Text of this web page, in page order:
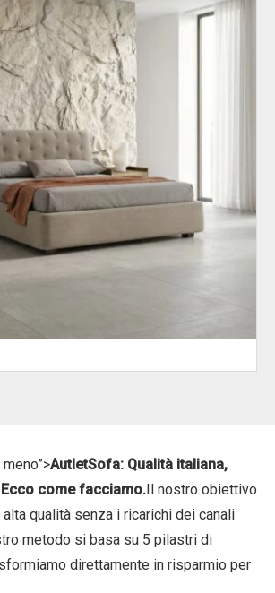
AutletSofa: Qualità italiana,
come facciamo. Il nostro obiettivo
qualità senza i ricarichi dei canali
metodo si basa su 5 pilastri di
direttamente in risparmio per